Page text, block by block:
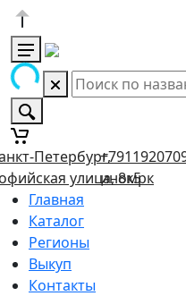
Петербург,
улица, 8к5
иномрк
Главная
Каталог
Регионы
Выкуп
Контакты